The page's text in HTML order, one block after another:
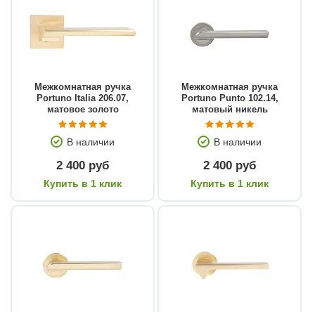
Межкомнатная ручка
Portuno Italia 206.07,
матовое золото
В наличии
2 400 руб
Купить в 1 клик
Межкомнатная ручка
Portuno Punto 102.14,
матовый никель
В наличии
2 400 руб
Купить в 1 клик